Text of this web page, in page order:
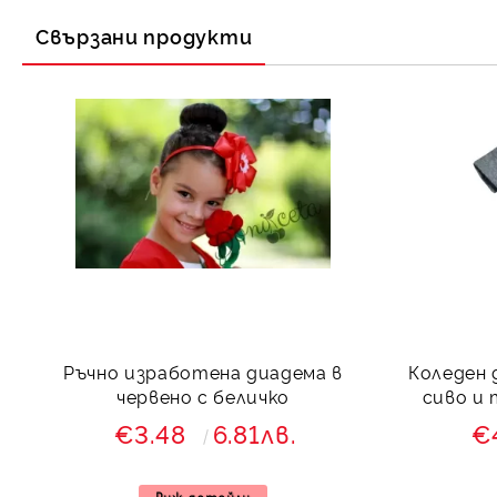
Свързани продукти
Ръчно изработена диадема в
червено с беличко
€3.48 6.81лв.
Коледен
сиво и